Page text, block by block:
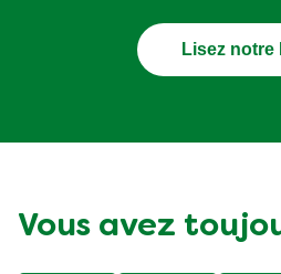
Lisez notre
Vous avez